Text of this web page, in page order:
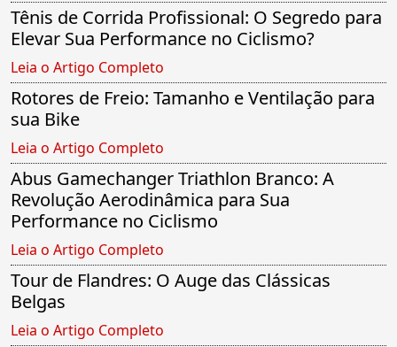
Tênis de Corrida Profissional: O Segredo para
Elevar Sua Performance no Ciclismo?
Leia o Artigo Completo
Rotores de Freio: Tamanho e Ventilação para
sua Bike
Leia o Artigo Completo
Abus Gamechanger Triathlon Branco: A
Revolução Aerodinâmica para Sua
Performance no Ciclismo
Leia o Artigo Completo
Tour de Flandres: O Auge das Clássicas
Belgas
Leia o Artigo Completo